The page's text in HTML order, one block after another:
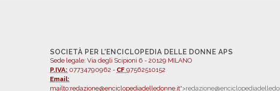
SOCIETÀ PER L'ENCICLOPEDIA DELLE DONNE APS
Sede legale: Via degli Scipioni 6 - 20129 MILANO
P.IVA: 07734790962 - CF 97562510152
Email:
mailto:redazione@enciclopediadelledonne.it